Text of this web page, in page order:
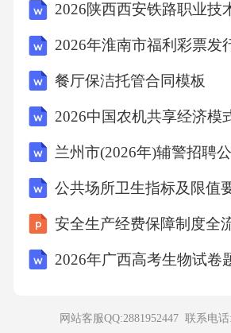
D、被科学家称为人体微量元素
的是碘
解析A项，金不能和氧发生反应
物，A项错误；B项，闪电条件
水性，稀硫酸没有脱水性，C项
被科学家称为人体微量元素中的
餐厅保洁托管合同模板
公共场所卫生指标及限值
安全生产经费保障制度全
2026年广西高考生物试卷
网站客服QQ:2881952447 联系电话: